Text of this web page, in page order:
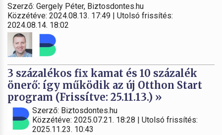
Szerző: Gergely Péter, Biztosdontes.hu
Közzétéve: 2024.08.13. 17:49 | Utolsó frissítés:
2024.08.14. 18:02
3 százalékos fix kamat és 10 százalék
önerő: így működik az új Otthon Start
program (Frissítve: 25.11.13.) »
Szerző: Biztosdontes.hu
Közzétéve: 2025.07.21. 18:28 | Utolsó frissítés:
2025.11.23. 10:43